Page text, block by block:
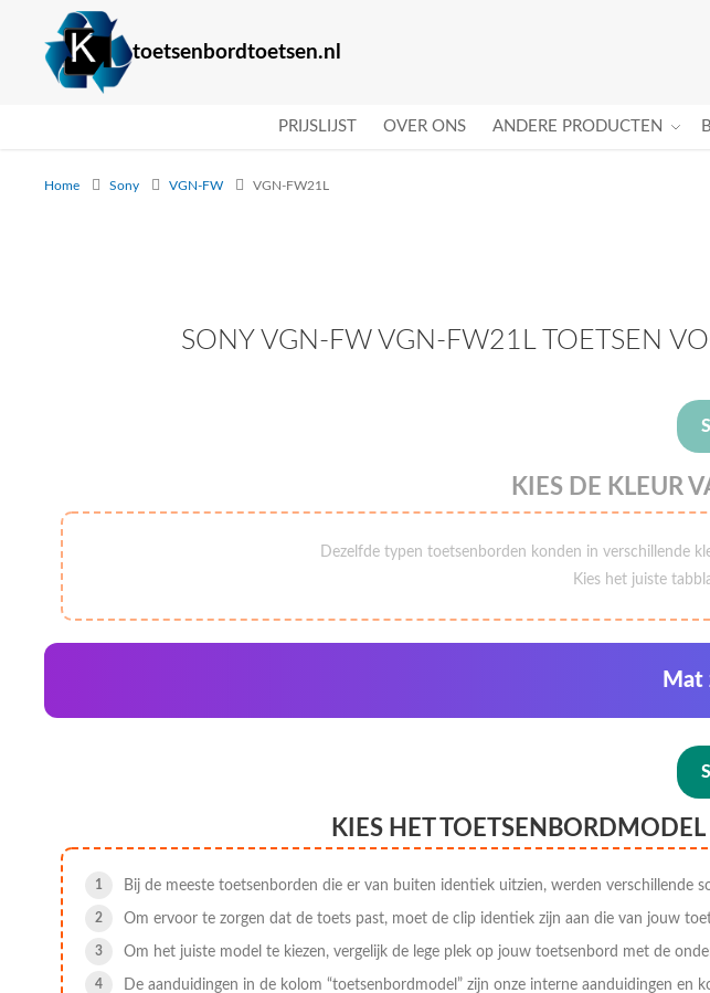
toetsenbordtoetsen.nl
PRIJSLIJST OVER ONS ANDERE PRODUCTEN
Home Sony VGN-FW VGN-FW21L
SONY VGN-FW VGN-FW21L TOETSEN
KIES DE KLEUR
Dezelfde typen toetsenborden konden in verschillende
Kies het juiste
Mat
KIES HET
Bij de meeste toetsenborden die er van buiten identiek uitzien, werden verschillende
Om ervoor te zorgen dat de toets past, moet de clip identiek zijn aan die van jouw
Om het juiste model te kiezen, vergelijk de lege plek op jouw toetsenbord met de
De aanduidingen in de kolom “toetsenbordmodel” zijn onze interne aanduidingen en